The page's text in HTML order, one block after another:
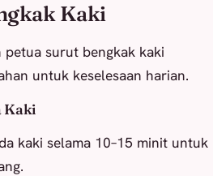
Kaki
petua surut bengkak kaki
untuk keselesaan harian.
Kaki
kaki selama 10–15 minit untuk